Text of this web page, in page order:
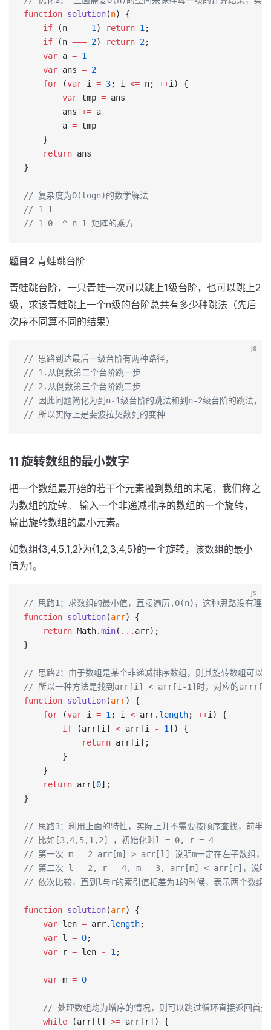
function solution(n) {
    if
(n === 1 ) return 1 ;
    if
(n === 2) return 2;
    var
a = 1
    var
ans = 2
    for
(var i = 3; i <= n; ++i) {
        var
tmp = ans
        ans
+= a
        a
= tmp
    }
    return
ans
}
// 复杂度为O(logn)的数学解法
// 1 1
// 1 0  ^ n-1 矩阵的乘方
题目2 青蛙跳台阶
青蛙跳台阶，一只青蛙一次可以跳上1级台阶，也可以跳上2
级，求该青蛙跳上一个n级的台阶总共有多少种跳法（先后
次序不同算不同的结果）
js
// 思路到达最后一级台阶有两种路径，
// 1.从倒数第二个台阶跳一步
// 2.从倒数第三个台阶跳二步
// 因此问题简化为到n-1级台阶的跳法和到n-2级台阶的
// 所以实际上是斐波拉契数列的变种
11 旋转数组的最小数字
把一个数组最开始的若干个元素搬到数组的末尾，我们称之
为数组的旋转。 输入一个非递减排序的数组的一个旋转，
输出旋转数组的最小元素。
如数组{3,4,5,1,2}为{1,2,3,4,5}的一个旋转，该数组的最小
值为1。
js
// 思路1：求数组的最小值，直接遍历,O(n)，这种思路没有理由
function solution(arr) {
    return
Math.min( ... arr);
}
// 思路2：由于数组是某个非递减排序数组，则其旋转数组可以
// 所以一种方法是找到arr[i] < arr[i-1]时，对应的arrr[i]
function solution(arr) {
    for
(var i = 1 ; i < arr. length; ++i) {
        if
(arr[i] < arr[i - 1 ]) {
            return
arr[i];
        }
    }
    return
arr[0];
}
// 思路3：利用上面的特性，实际上并不需要按顺序查找，前半
// 比如[3,4,5,1,2] ，初始化时l = 0, r = 4
// 第一次 m = 2 arr[m] > arr[l] 说明m一定在左子数组，此
// 第二次 l = 2, r = 4, m = 3, arr[m] < arr[r]，说明此时
// 依次比较，直到l与r的索引值相差为1的时候，表示两个数
function solution(arr) {
    var
len = arr. length;
    var
l = 0;
    var
r = len - 1 ;
    var
m = 0
// 处理数组均为增序的情况，则可以跳过循环直接返回首元
    while
(arr[l] >= arr[r]) {